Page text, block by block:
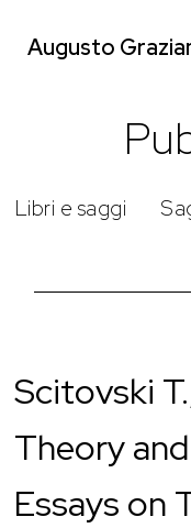
Augusto
Libri e saggi
Scitovski
Theory
Essays on